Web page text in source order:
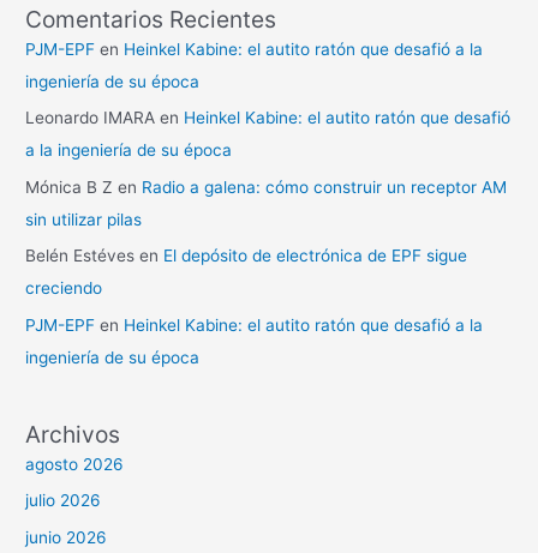
Comentarios Recientes
PJM-EPF en Heinkel Kabine: el autito ratón que desafió a la
ingeniería de su época
Leonardo IMARA en Heinkel Kabine: el autito ratón que desafió
a la ingeniería de su época
Mónica B Z en Radio a galena: cómo construir un receptor AM
sin utilizar pilas
Belén Estéves en El depósito de electrónica de EPF sigue
creciendo
PJM-EPF en Heinkel Kabine: el autito ratón que desafió a la
ingeniería de su época
Archivos
agosto 2026
julio 2026
junio 2026